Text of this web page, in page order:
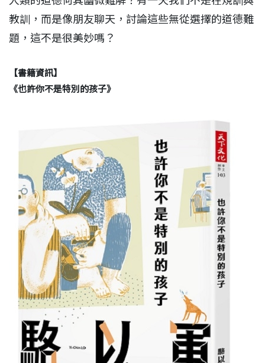
教訓，而是像朋友聊天，討論這些無從選擇的道德難
題，這不是很美妙嗎？
【書籍資訊】
《也許你不是特別的孩子》